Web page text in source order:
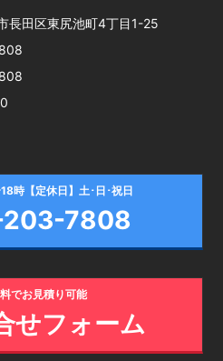
長田区東尻池町4丁目1-25
時【定休日】土･日･祝日
7808
でお見積り可能
せフォーム